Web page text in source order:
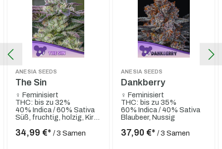
ANESIA SEEDS
The Sin
♀ Feminisiert
THC: bis zu 32%
40% Indica / 60% Sativa
34,99 €* / 3 Samen
ANESIA SEEDS
Dankberry
♀ Feminisiert
THC: bis zu 35%
60% Indica / 40% Sativa
Blaubeer, Nussig
37,90 €* / 3 Samen